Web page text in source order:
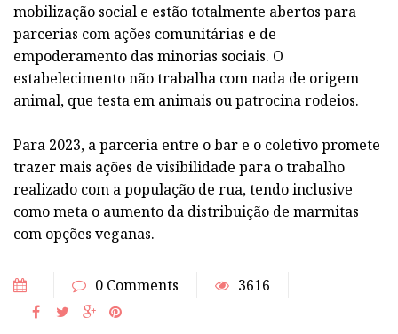
mobilização social e estão totalmente abertos para
parcerias com ações comunitárias e de
empoderamento das minorias sociais. O
estabelecimento não trabalha com nada de origem
animal, que testa em animais ou patrocina rodeios.
Para 2023, a parceria entre o bar e o coletivo promete
trazer mais ações de visibilidade para o trabalho
realizado com a população de rua, tendo inclusive
como meta o aumento da distribuição de marmitas
com opções veganas.
0 Comments 3616